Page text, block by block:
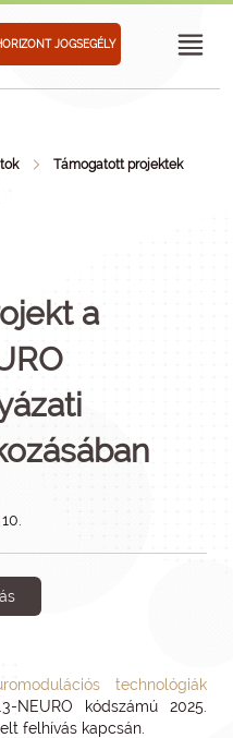
JOGSEGÉLY
Támogatott projektek
a
technológiák
NEURO kódszámú 2025.
felhívás kapcsán.